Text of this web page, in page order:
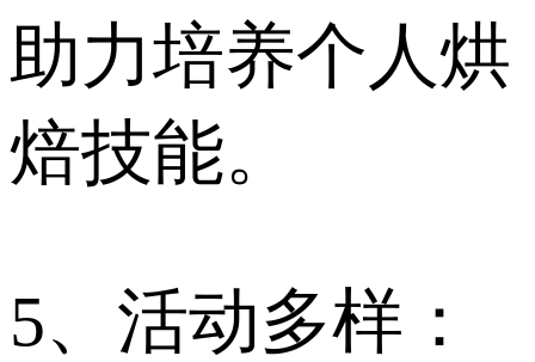
助力培养个人烘
焙技能。
5、活动多样：